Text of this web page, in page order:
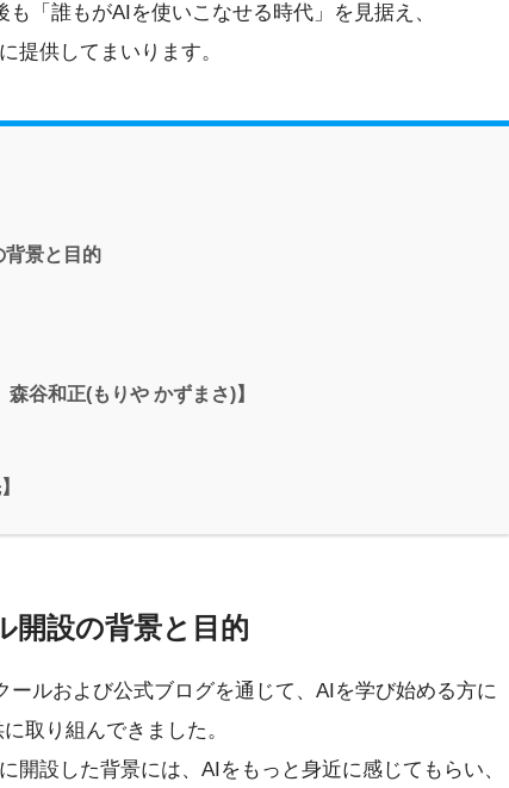
「誰もがAIを使いこなせる時代」を見据え、
提供してまいります。
景と目的
谷和正(もりや かずまさ)】
開設の背景と目的
ルおよび公式ブログを通じて、AIを学び始める方に
取り組んできました。
開設した背景には、AIをもっと身近に感じてもらい、